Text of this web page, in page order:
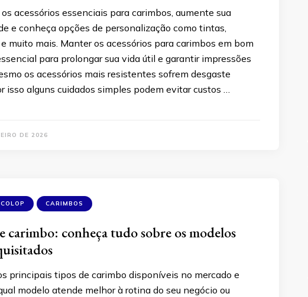
acessórios essenciais para carimbos, aumente sua
e conheça opções de personalização como tintas,
muito mais. Manter os acessórios para carimbos em bom
para prolongar sua vida útil e garantir impressões
os acessórios mais resistentes sofrem desgaste
isso alguns cuidados simples podem evitar custos …
DE 2026
CARIMBOS
carimbo: conheça tudo sobre os modelos
principais tipos de carimbo disponíveis no mercado e
modelo atende melhor à rotina do seu negócio ou